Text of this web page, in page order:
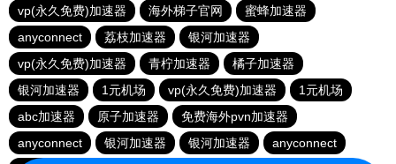
vp(永久免费)加速器
海外梯子官网
蜜蜂加速器
anyconnect
荔枝加速器
银河加速器
vp(永久免费)加速器
青柠加速器
橘子加速器
银河加速器
1元机场 vp(永久免费)加速器
1元机场
abc加速器
原子加速器
免费海外pvn加速器
anyconnect
银河加速器 银河加速器
anyconnect